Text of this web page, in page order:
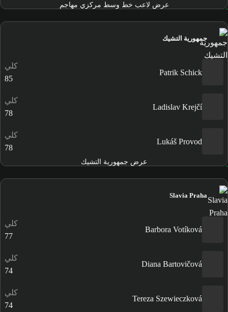
عرض لاعب خط وسط مركزي مهاجم
جمهورية التشيك
Patrik Schick
كلي
85
Ladislav Krejčí
كلي
78
Lukáš Provod
كلي
78
عرض جمهورية التشيك
Slavia Praha
Barbora Votíková
كلي
77
Diana Bartovičová
كلي
74
Tereza Szewieczková
كلي
74